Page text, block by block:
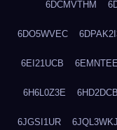
6DCMVTHM
6DO5WVEC
6EI21UCB
6H6L0Z3E
6JGSI1UR 6JQL3WKJ